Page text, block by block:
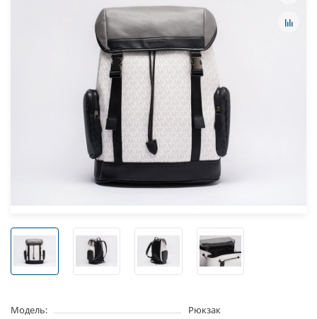
Модель:
Рюкзак